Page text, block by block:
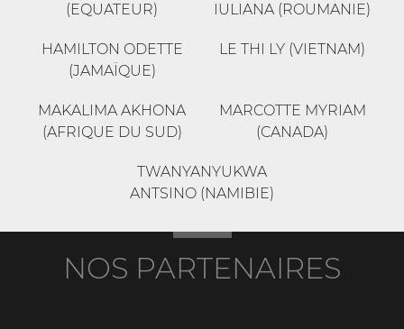
(EQUATEUR)
IULIANA (ROUMANIE)
HAMILTON ODETTE
(JAMAÏQUE)
LE THI LY (VIETNAM)
MAKALIMA AKHONA
(AFRIQUE DU SUD)
MARCOTTE MYRIAM
(CANADA)
TWANYANYUKWA
ANTSINO (NAMIBIE)
NOS PARTENAIRES